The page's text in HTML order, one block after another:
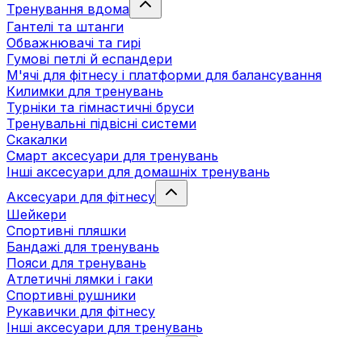
Тренування вдома
Гантелі та штанги
Обважнювачі та гирі
Гумові петлі й еспандери
М'ячі для фітнесу і платформи для балансування
Килимки для тренувань
Турніки та гімнастичні бруси
Тренувальні підвісні системи
Скакалки
Смарт аксесуари для тренувань
Інші аксесуари для домашніх тренувань
Аксесуари для фітнесу
Шейкери
Спортивні пляшки
Бандажі для тренувань
Пояси для тренувань
Атлетичні лямки і гаки
Спортивні рушники
Рукавички для фітнесу
Інші аксесуари для тренувань